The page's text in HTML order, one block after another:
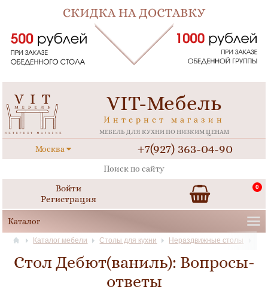
VIT-Мебель
Интернет магазин
МЕБЕЛЬ ДЛЯ КУХНИ ПО НИЗКИМ ЦЕНАМ
Москва +7(927) 363-04-90
Войти
Регистрация
0
Каталог мебели Столы для кухни Нераздвижные столы
Стол Дебют(ваниль): Вопросы-
ответы